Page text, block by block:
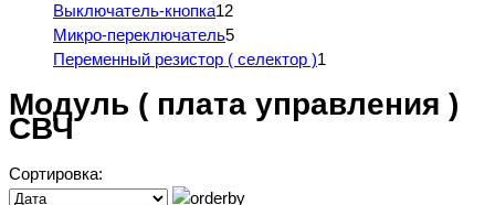
Выключатель-кнопка12
Микро-переключатель5
Переменный резистор ( селектор )1
Модуль ( плата управления )
СВЧ
Сортировка: